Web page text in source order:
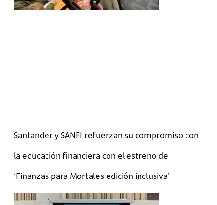
Santander y SANFI refuerzan su compromiso con
la educación financiera con el estreno de
‘Finanzas para Mortales edición inclusiva’